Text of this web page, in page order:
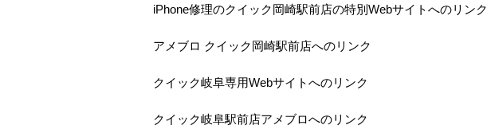
iPhone修理のクイック岡崎駅前店の特別Webサイトへのリンク
アメブロ クイック岡崎駅前店へのリンク
クイック岐阜専用Webサイトへのリンク
クイック岐阜駅前店アメブロへのリンク